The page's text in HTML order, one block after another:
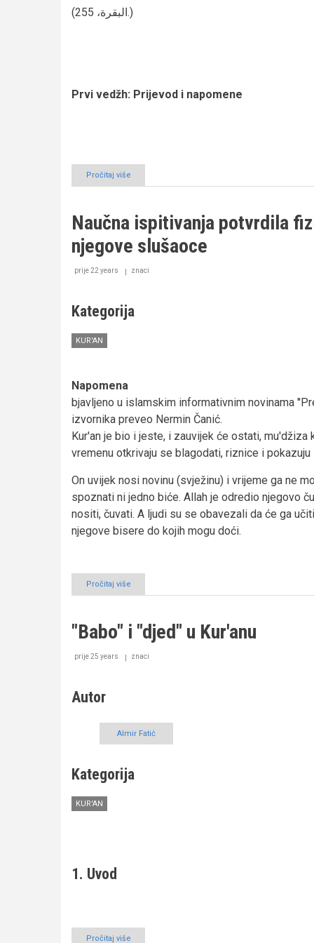
(البقرة، 255.)
Prvi vedžh: Prijevod i napomene
Pročitaj više
Ajetul
Naučna ispitivanja potvrdila
njegove slušaoce
prije 22 years znaci
Kategorija
KUR'AN
Napomena
bjavljeno u islamskim informativnim novinama
izvornika preveo Nermin Čanić.
Kur'an je bio i jeste, i zauvijek će ostati,
vremenu otkrivaju se blagodati, riznice i
On uvijek nosi novinu (svježinu) i vrijeme ga ne
spoznati ni jedno biće. Allah je odredio njegovo
nositi, čuvati. A ljudi su se obavezali da će ga
njegove bisere do kojih mogu doći.
Pročitaj više
Naučna
fiziološka
djelovanja
Kur'ana
"Babo" i "djed" u Kur'anu
prije 25 years znaci
Autor
Almir Fatić
Kategorija
KUR'AN
1. Uvod
Pročitaj više